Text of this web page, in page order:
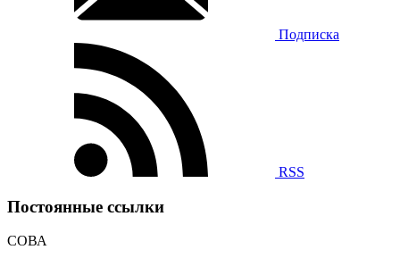
Подписка
RSS
Постоянные ссылки
СОВА